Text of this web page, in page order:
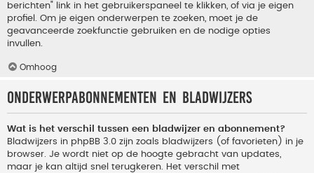
berichten" link in het gebruikerspaneel te klikken, of via je eigen
profiel. Om je eigen onderwerpen te zoeken, moet je de
geavanceerde zoekfunctie gebruiken en de nodige opties
invullen.
Omhoog
Onderwerpabonnementen en bladwijzers
Wat is het verschil tussen een bladwijzer en abonnement?
Bladwijzers in phpBB 3.0 zijn zoals bladwijzers (of favorieten) in je
browser. Je wordt niet op de hoogte gebracht van updates,
maar je kan altijd snel terugkeren. Het verschil met